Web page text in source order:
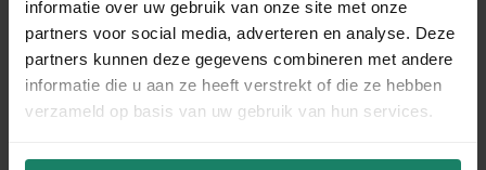
informatie over uw gebruik van onze site met onze
partners voor social media, adverteren en analyse. Deze
partners kunnen deze gegevens combineren met andere
informatie die u aan ze heeft verstrekt of die ze hebben
verzameld op basis van uw gebruik van hun services.